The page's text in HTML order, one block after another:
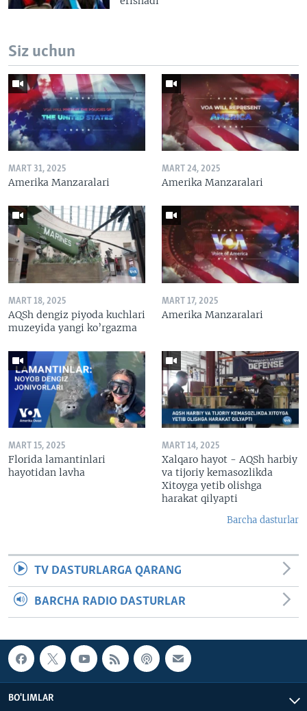
Siz uchun
MART 31, 2025
Amerika Manzaralari
MART 24, 2025
Amerika Manzaralari
MART 18, 2025
AQSh dengiz piyoda kuchlari
muzeyida yangi ko’rgazma
MART 17, 2025
Amerika Manzaralari
MART 15, 2025
Florida lamantinlari
hayotidan lavha
MART 14, 2025
Xalqaro hayot - AQSh harbiy
va tijoriy kemasozlikda
Xitoyga yetib olishga
harakat qilyapti
Barcha dasturlar
TV DASTURLARGA QARANG
BARCHA RADIO DASTURLAR
BO'LIMLAR